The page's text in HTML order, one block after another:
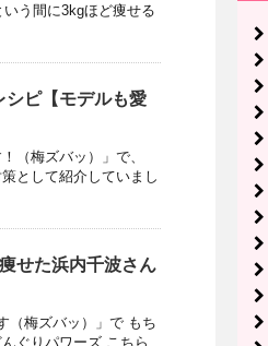
う間に3kgほど痩せる
シピ【モデルも愛
（梅ズバッ）」で、
として紹介していまし
せた浜内千波さん
（梅ズバッ）」で もち
ぐりパワーズ こちら